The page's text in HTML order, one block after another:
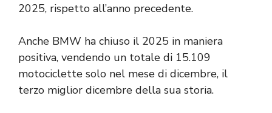
2025, rispetto all’anno precedente.
Anche BMW ha chiuso il 2025 in maniera
positiva, vendendo un totale di 15.109
motociclette solo nel mese di dicembre, il
terzo miglior dicembre della sua storia.